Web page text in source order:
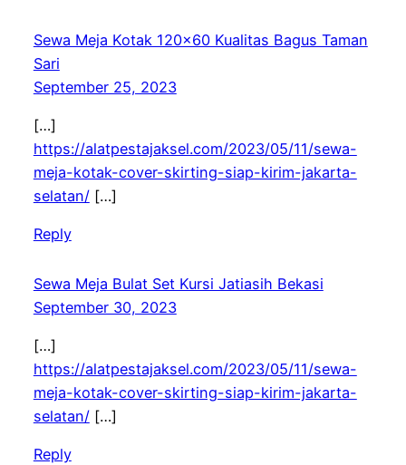
Sewa Meja Kotak 120×60 Kualitas Bagus Taman
Sari
September 25, 2023
[…]
https://alatpestajaksel.com/2023/05/11/sewa-
meja-kotak-cover-skirting-siap-kirim-jakarta-
selatan/[…]
Reply
Sewa Meja Bulat Set Kursi Jatiasih Bekasi
September 30, 2023
[…]
https://alatpestajaksel.com/2023/05/11/sewa-
meja-kotak-cover-skirting-siap-kirim-jakarta-
selatan/[…]
Reply